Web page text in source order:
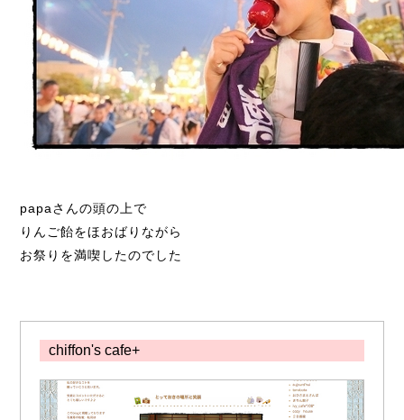
papaさんの頭の上で
りんご飴をほおばりながら
お祭りを満喫したのでした
chiffon's cafe+